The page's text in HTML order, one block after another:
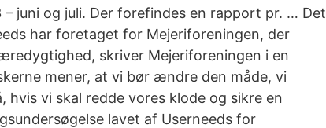
juni og juli. Der forefindes en rapport pr. … Det
har foretaget for Mejeriforeningen, der
skriver Mejeriforeningen i en
mener, at vi bør ændre den måde, vi
vi skal redde vores klode og sikre en
lavet af Userneeds for